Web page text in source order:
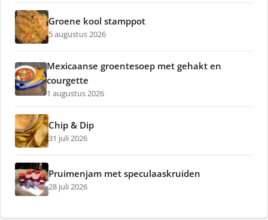
Groene kool stamppot
5 augustus 2026
Mexicaanse groentesoep met gehakt en
courgette
1 augustus 2026
Chip & Dip
31 juli 2026
Pruimenjam met speculaaskruiden
28 juli 2026